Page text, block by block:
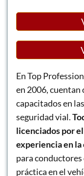
En Top
en 2006,
capacitados en
seguridad vial.
licenciados por
experiencia en la
para conductores
práctica en el